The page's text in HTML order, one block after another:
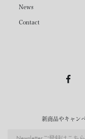
News
Contact
新商品やキャン